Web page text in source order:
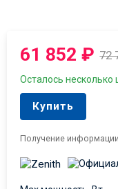
61 852₽ 72
Осталось несколько
Купить
Получение